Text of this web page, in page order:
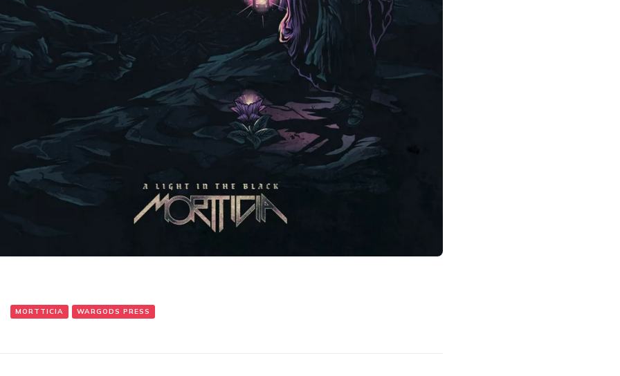
MORTTICIA WARGODS PRESS